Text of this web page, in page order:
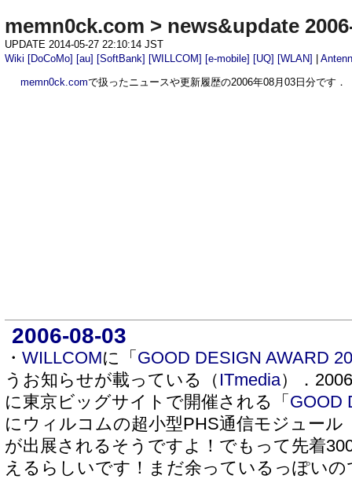
memn0ck.com > news&update
UPDATE 2014-05-27 22:10:14 JST
Wiki [DoCoMo] [au] [SoftBank] [WILLCOM] [e-mobile] [UQ] [WLAN] |
memn0ck.comで扱ったニュースや更新履歴の2006年08月03日分です．
2006-08-03
・WILLCOMに「 GOOD DESIGN AWARD
うお知らせが載っている（ ITmedia）．
に東京ビッグサイトで開催される「 GOOD
にウィルコムの超小型PHS通信モジュール
が出展されるそうですよ！でもって先着
えるらしいです！まだ余っているっぽい